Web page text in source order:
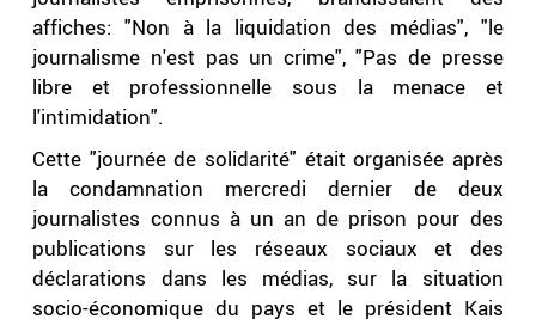
affiches: "Non à la liquidation des médias", "le
journalisme n'est pas un crime", "Pas de presse
libre et professionnelle sous la menace et
l'intimidation".
Cette "journée de solidarité" était organisée après
la condamnation mercredi dernier de deux
journalistes connus à un an de prison pour des
publications sur les réseaux sociaux et des
déclarations dans les médias, sur la situation
socio-économique du pays et le président Kais